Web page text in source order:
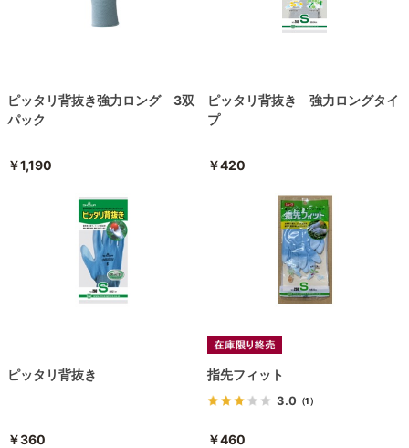
ピッタリ背抜き強力ロング 3双
パック
￥1,190
ピッタリ背抜き 強力ロングタイ
プ
￥420
ピッタリ背抜き
￥360
指先フィット
3.0 （1）
￥460